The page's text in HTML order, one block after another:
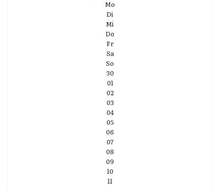
Mo
Di
Mi
Do
Fr
Sa
So
30
01
02
03
04
05
06
07
08
09
10
11